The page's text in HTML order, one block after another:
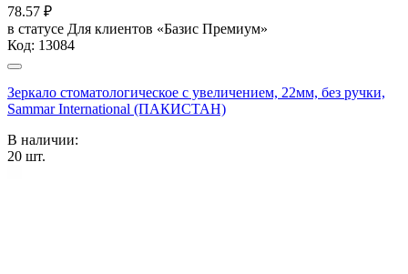
78.57 ₽
в статусе Для клиентов «Базис Премиум»
Код: 13084
Зеркало стоматологическое с увеличением, 22мм, без ручки,
Sammar International (ПАКИСТАН)
В наличии:
20 шт.